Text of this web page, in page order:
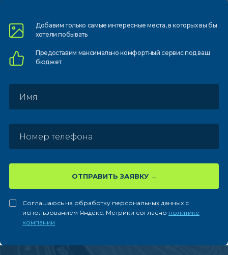
Добавим только самыеинтересные места, в которыхвы бы
хотели побывать
Предоставим максимально комфортныйсервис под ваш
бюджет
ОТПРАВИТЬ ЗАЯВКУ
Соглашаюсь на обработку персональных данных с
использованием Яндекс. Метрики согласно политике
компании